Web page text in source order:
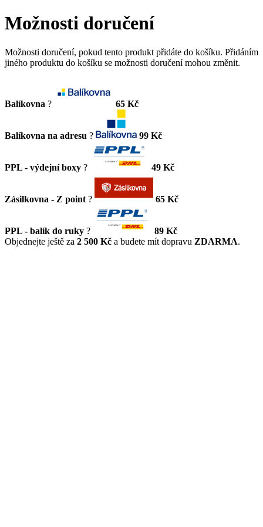
Možnosti doručení
Možnosti doručení, pokud tento produkt přidáte do košíku. Přidáním
jiného produktu do košíku se možnosti doručení mohou změnit.
Balíkovna ? 65 Kč
Balíkovna na adresu ? 99 Kč
PPL - výdejní boxy ? 49 Kč
Zásilkovna - Z point ? 65 Kč
PPL - balík do ruky ?
89 Kč
Objednejte ještě za 2 500 Kč a budete mít dopravu ZDARMA.